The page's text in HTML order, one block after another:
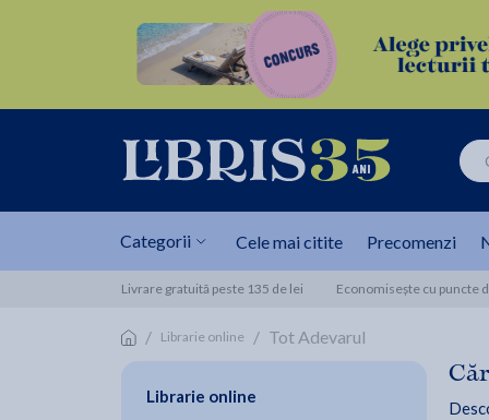
Categorii Cele mai citite Precomenzi
Livrare gratuită peste 135 de lei Economisește cu puncte
/ Librarie online / Tot Adevarul
Librarie online